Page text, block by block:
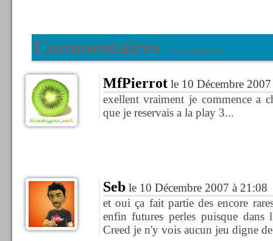
Commentaires 2 commentaires
MfPierrotle 10 Décembre
exellent vraiment je commence a
que je reservais a la play 3...
Seble 10 Décembre 2007 à 21:08
et oui ça fait partie des encore
enfin futures perles puisque dans
Creed je n'y vois aucun jeu digne